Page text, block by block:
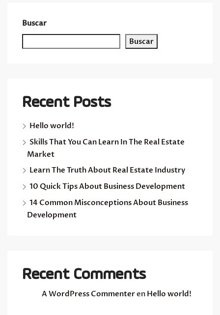
Buscar
Buscar
Recent Posts
Hello world!
Skills That You Can Learn In The Real Estate
Market
Learn The Truth About Real Estate Industry
10 Quick Tips About Business Development
14 Common Misconceptions About Business
Development
Recent Comments
A WordPress Commenteren Hello world!